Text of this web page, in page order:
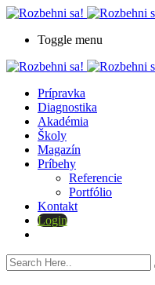
Toggle menu
Prípravka
Diagnostika
Akadémia
Školy
Magazín
Príbehy
Referencie
Portfólio
Kontakt
Login